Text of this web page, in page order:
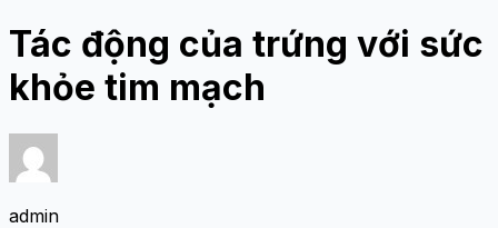
Tác động của trứng với sức
khỏe tim mạch
admin